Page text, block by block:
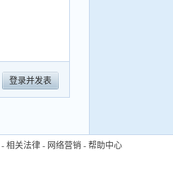
登录并发表
- 相关法律 - 网络营销 - 帮助中心